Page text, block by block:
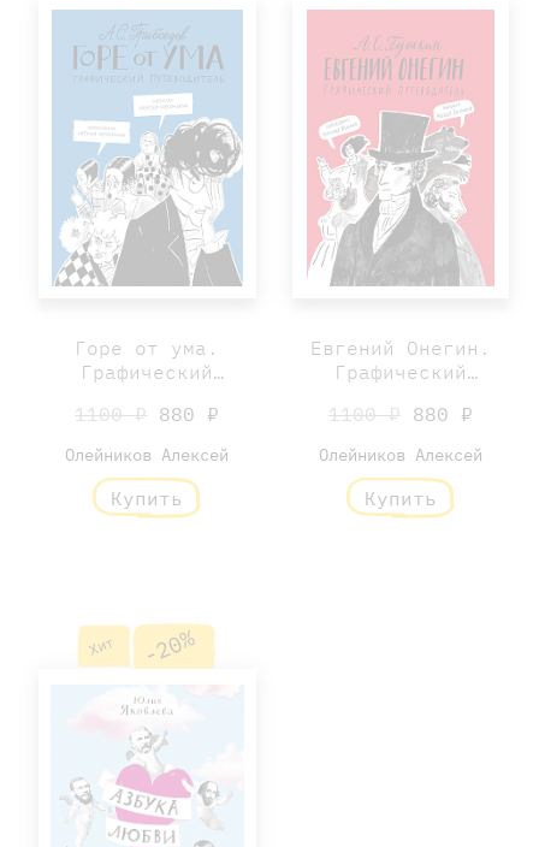
Горе от ума.
Графический
1100 ₽ 880 ₽
Олейников Алексей
Купить
Евгений Онегин.
Графический
1100 ₽ 880 ₽
Олейников Алексей
Купить
Хит -20%